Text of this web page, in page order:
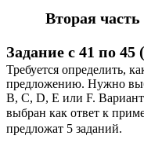
Вторая
Задание с 41 по
Требуется определить,
предложению. Нужно
В, С, D, Е или F.
выбран как ответ к
предложат 5 заданий.